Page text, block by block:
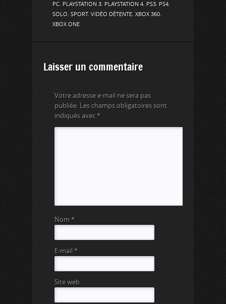
PC, PLAYSTATION 3, PLAYSTATION 4, PS3, PS4,
SOLO, SPORT, VIDÉO DÉTENTE, XBOX 360,
XBOX ONE
Laisser un commentaire
Votre adresse e-mail ne sera pas
publiée.
Les champs obligatoires sont
indiqués avec *
Nom *
E-mail *
Site web